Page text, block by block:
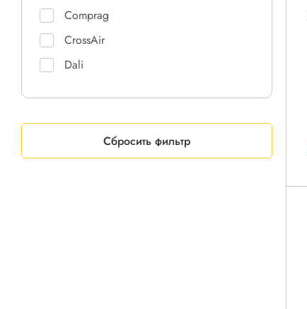
Comprag
CrossAir
Dali
ET-Compressors
Fiac
Сбросить фильтр